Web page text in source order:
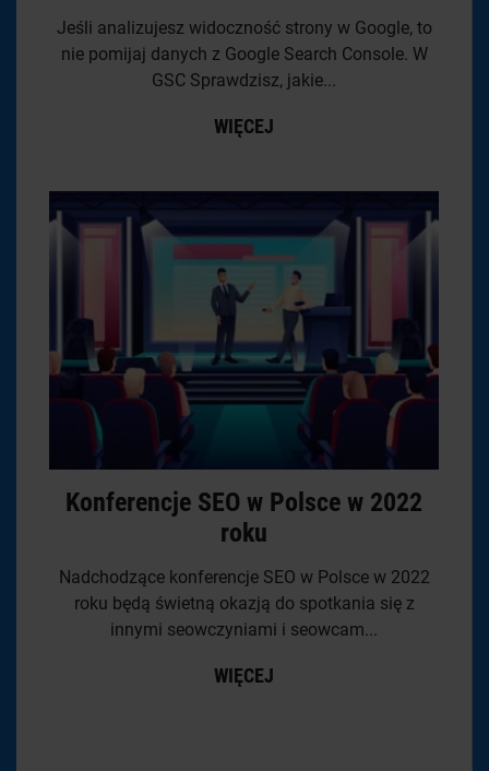
Jeśli analizujesz widoczność strony w Google, to
nie pomijaj danych z Google Search Console. W
GSC Sprawdzisz, jakie...
WIĘCEJ
Konferencje SEO w Polsce w 2022
roku
Nadchodzące konferencje SEO w Polsce w 2022
roku będą świetną okazją do spotkania się z
innymi seowczyniami i seowcam...
WIĘCEJ